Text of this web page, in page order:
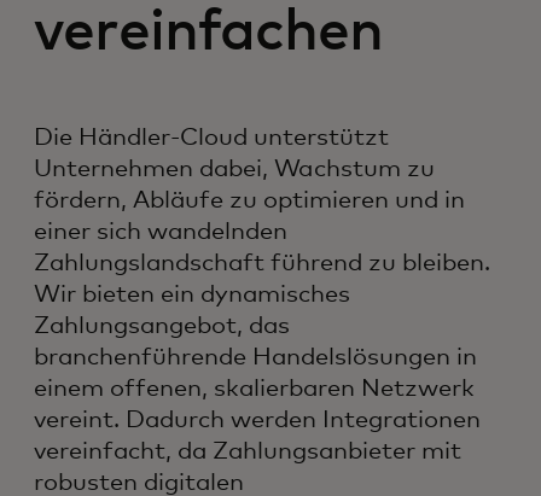
vereinfachen
Die Händler-Cloud unterstützt
Unternehmen dabei, Wachstum zu
fördern, Abläufe zu optimieren und in
einer sich wandelnden
Zahlungslandschaft führend zu bleiben.
Wir bieten ein dynamisches
Zahlungsangebot, das
branchenführende Handelslösungen in
einem offenen, skalierbaren Netzwerk
vereint. Dadurch werden Integrationen
vereinfacht, da Zahlungsanbieter mit
robusten digitalen